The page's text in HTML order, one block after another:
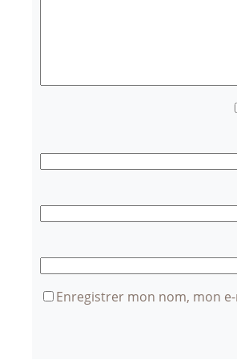
Enregistrer mon nom, mon